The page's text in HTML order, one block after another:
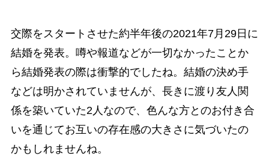
交際をスタートさせた約半年後の2021年7月29日に
結婚を発表。噂や報道などが一切なかったことか
ら結婚発表の際は衝撃的でしたね。結婚の決め手
などは明かされていませんが、長きに渡り友人関
係を築いていた2人なので、色んな方とのお付き合
いを通じてお互いの存在感の大きさに気づいたの
かもしれませんね。